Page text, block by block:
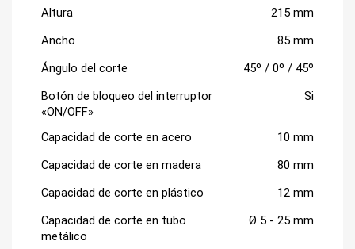
Altura
215 mm
Ancho
85 mm
Ángulo del corte
45º / 0º / 45º
Botón de bloqueo del interruptor
«ON/OFF»
Si
Capacidad de corte en acero
10 mm
Capacidad de corte en madera
80 mm
Capacidad de corte en plástico
12 mm
Capacidad de corte en tubo
metálico
Ø 5 - 25 mm